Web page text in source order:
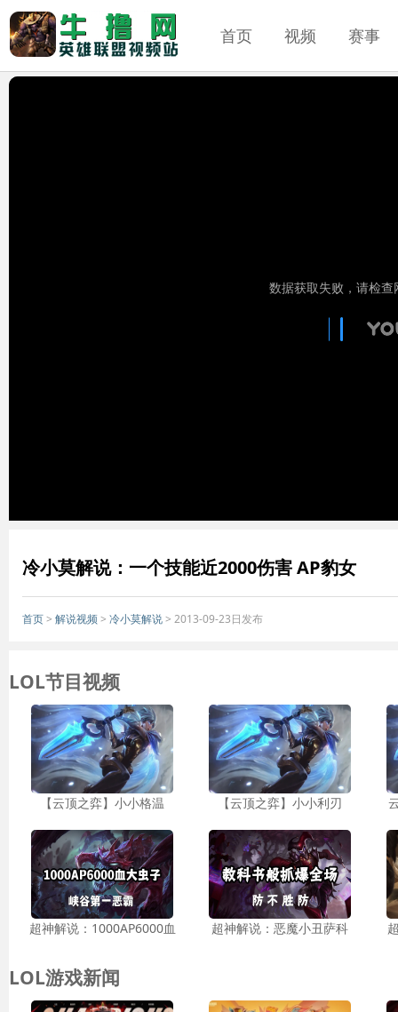
首页 视频 赛事
冷小莫解说：一个技能近2000伤害 AP豹女
首页> 解说视频> 冷小莫解说> 2013-09-23日发布
LOL节目视频
【云顶之弈】小小格温 【云顶之弈】小小利刃
超神解说：1000AP6000血 超神解说：恶魔小丑萨科
LOL游戏新闻